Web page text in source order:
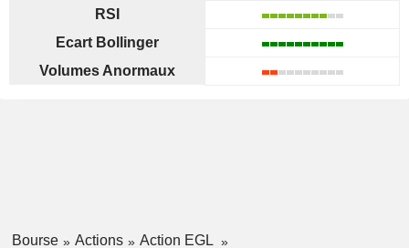
RSI
Ecart Bollinger
Volumes Anormaux
Bourse Actions
Action EGL